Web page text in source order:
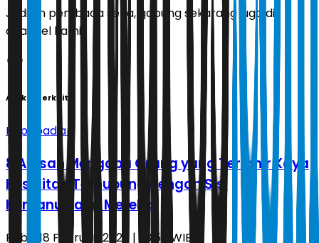
Jadilah pembaca setia, gabung sekarang juga di
channel kami!
Artikel Terkait
Kepribadian
8 Alasan Mengapa Orang yang Terlahir Kaya
Kesulitan Terhubung dengan Sisi
Kemanusiaan Mereka
Rabu, 18 Februari 2026 | 23.55 WIB